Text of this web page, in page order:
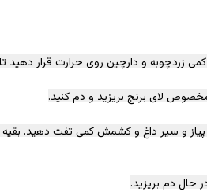
و سیر داغ و کشمش کمی تفت دهید. بقیه